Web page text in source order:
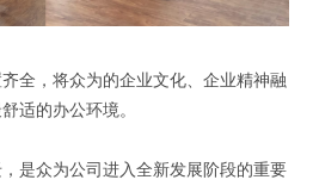
全，将众为的企业文化、企业精神融
适的办公环境。
是众为公司进入全新发展阶段的重要